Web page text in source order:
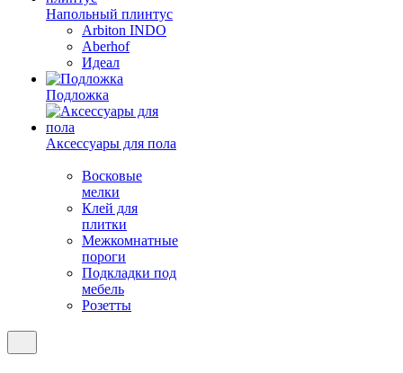
Напольный плинтус
Arbiton INDO
Aberhof
Идеал
Подложка
Аксессуары для пола
Восковые
мелки
Клей для
плитки
Межкомнатные
пороги
Подкладки под
мебель
Розетты